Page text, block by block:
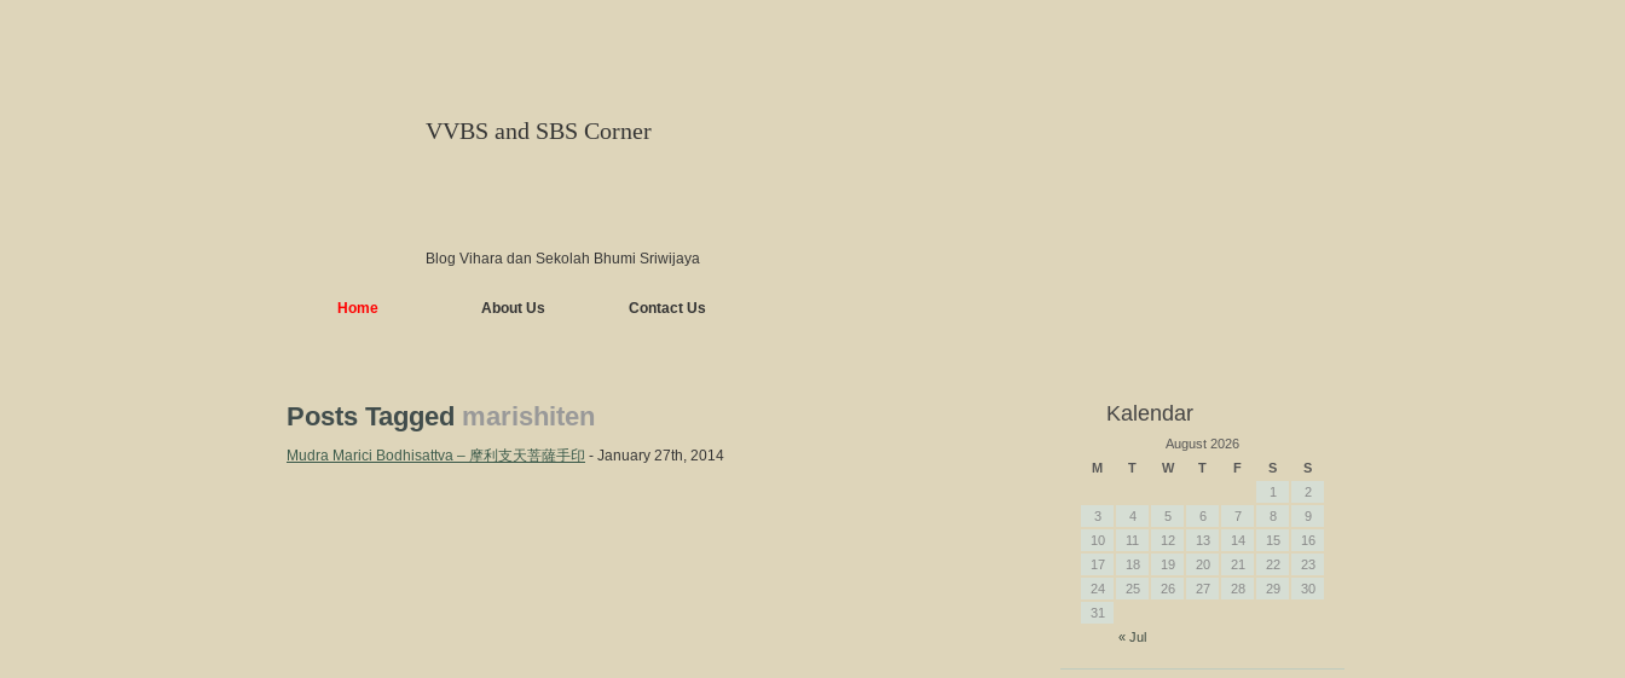
VVBS and SBS Corner
Blog Vihara dan Sekolah Bhumi Sriwijaya
Home About Us Contact Us
Posts Tagged marishiten
Mudra Marici Bodhisattva – 摩利支天菩薩手印 - January 27th, 2014
Kalendar
August 2026
M
T W T F S S
« Jul
1
2
3
4 5 6 7 8
9
10
11 12 13 14 15
16
17
18 19 20 21 22
23
24
25 26 27 28 29
30
31